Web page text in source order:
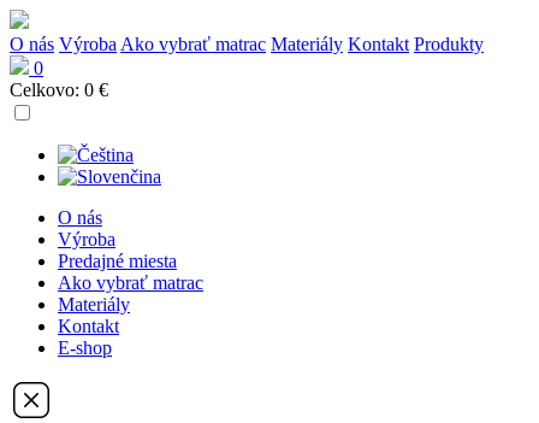
O nás Výroba Ako vybrať matrac Materiály Kontakt Produkty
0
Celkovo: 0 €
O nás
Výroba
Predajné miesta
Ako vybrať matrac
Materiály
Kontakt
E-shop